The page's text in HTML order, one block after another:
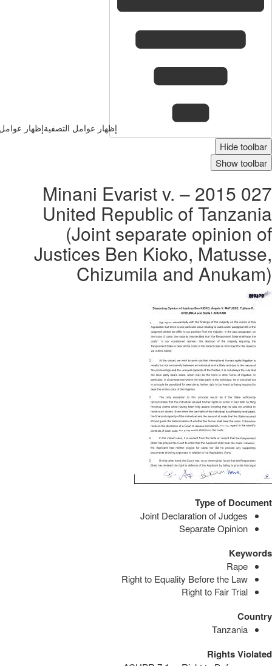
إظهار عوامل التصفيةإظهار
Hide toolbar
Show toolbar
027 2015 – Minani Evarist v.
United Republic of Tanzania
(Joint separate opinion of
Justices Ben Kioko, Matusse,
Chizumila and Anukam)
Type of Document
Joint Declaration of Judges
Separate Opinion
Keywords
Rape
Right to Equality Before the Law
Right to Fair Trial
Country
Tanzania
Rights Violated